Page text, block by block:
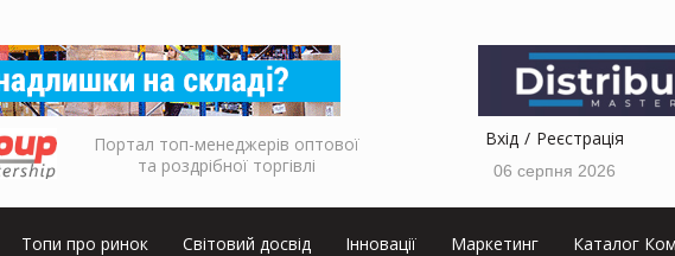
Портал топ-менеджерів оптової
та роздрібної торгівлі
Вхід Реєстрація
06 серпня 2026
Топи про ринок Світовий досвід Інновації Маркетинг Каталог